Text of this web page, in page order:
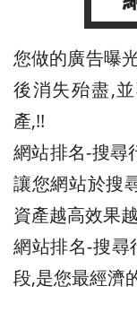
您做的廣告曝
後消失殆盡,
產,!!
網站排名-搜尋
讓您網站於搜
資產越高效果
網站排名-搜尋
段,是您最經濟